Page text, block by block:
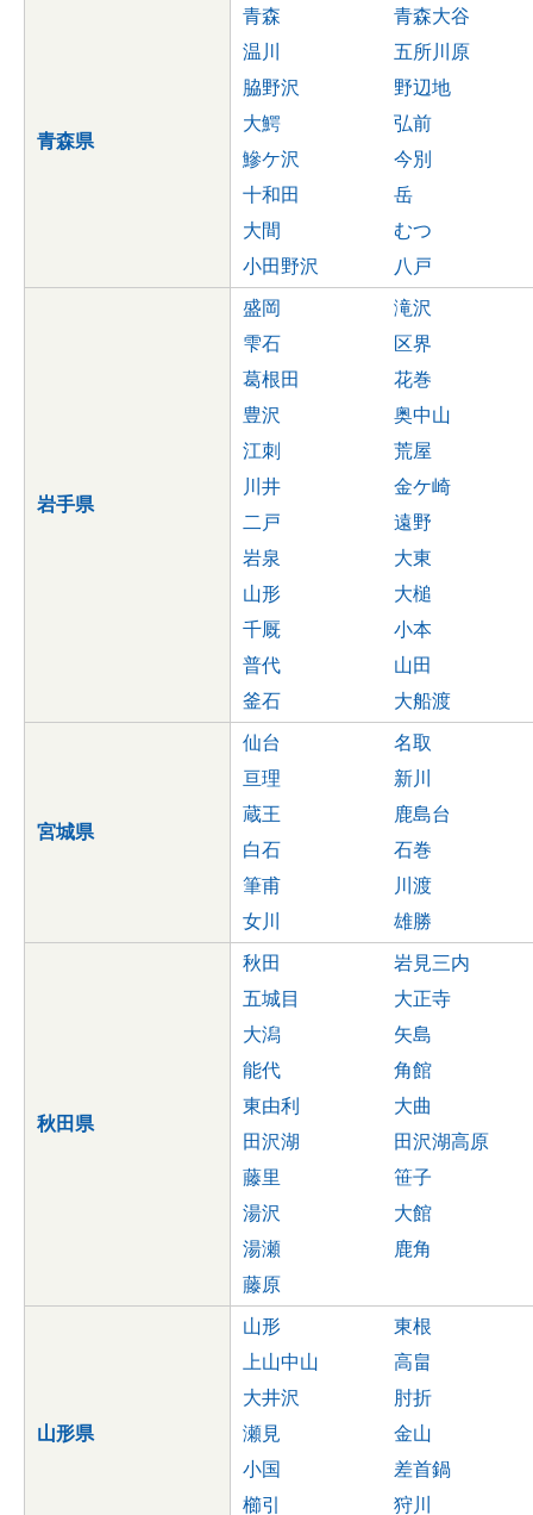
青森県
青森
青森大谷
温川
五所川原
脇野沢
野辺地
大鰐
弘前
鰺ケ沢
今別
十和田
岳
大間
むつ
小田野沢
八戸
岩手県
盛岡
滝沢
雫石
区界
葛根田
花巻
豊沢
奥中山
江刺
荒屋
川井
金ケ崎
二戸
遠野
岩泉
大東
山形
大槌
千厩
小本
普代
山田
釜石
大船渡
宮城県
仙台
名取
亘理
新川
蔵王
鹿島台
白石
石巻
筆甫
川渡
女川
雄勝
秋田県
秋田
岩見三内
五城目
大正寺
大潟
矢島
能代
角館
東由利
大曲
田沢湖
田沢湖高原
藤里
笹子
湯沢
大館
湯瀬
鹿角
藤原
山形県
山形
東根
上山中山
高畠
大井沢
肘折
瀬見
金山
小国
差首鍋
櫛引
狩川